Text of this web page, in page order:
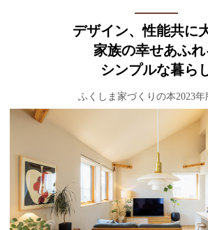
デザイン、性能共に
家族の幸せあふれ
シンプルな暮ら
ふくしま家づくりの本2023年